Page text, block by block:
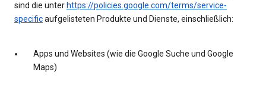
sind die unter https://policies.google.com/terms/service-
specificaufgelisteten Produkte und Dienste, einschließlich:
Apps und Websites (wie die Google Suche und Google
Maps)